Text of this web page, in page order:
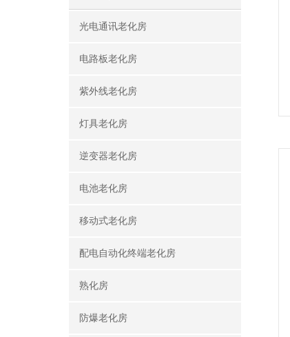
光电通讯老化房
电路板老化房
紫外线老化房
灯具老化房
逆变器老化房
电池老化房
移动式老化房
配电自动化终端老化房
熟化房
防爆老化房